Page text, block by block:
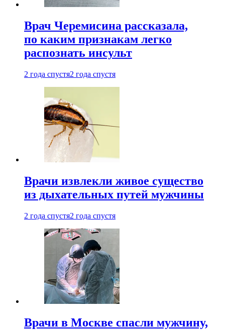
Врач Черемисина рассказала,
по каким признакам легко
распознать инсульт
2 года спустя2 года спустя
Врачи извлекли живое существо
из дыхательных путей мужчины
2 года спустя2 года спустя
Врачи в Москве спасли мужчину,